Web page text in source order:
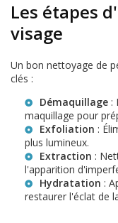
Les étapes
visage
Un bon nettoyage de
clés :
Démaquillage :
maquillage pour
Exfoliation :
plus lumineux.
Extraction :
l'apparition
Hydratation :
restaurer l'éclat de